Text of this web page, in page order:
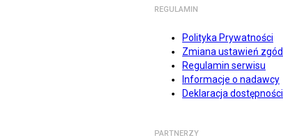
REGULAMIN
Polityka Prywatności
Zmiana ustawień zgód
Regulamin serwisu
Informacje o nadawcy
Deklaracja dostępności
PARTNERZY